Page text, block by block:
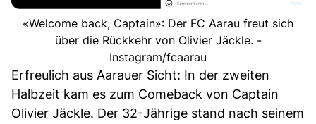
«Welcome back, Captain»: Der FC Aarau freut sich
über die Rückkehr von Olivier Jäckle. -
Instagram/fcaarau
Erfreulich aus Aarauer Sicht: In der zweiten
Halbzeit kam es zum Comeback von Captain
Olivier Jäckle. Der 32-Jährige stand nach seinem